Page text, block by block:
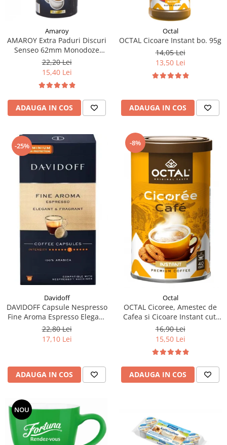
Amaroy
AMAROY Extra Paduri Discuri
Senseo 62mm Monodoze
20buc 140g
22,20 Lei
15,40 Lei
ADAUGA IN COS
Octal
OCTAL Cicoare Instant bo. 95g
14,05 Lei
13,50 Lei
ADAUGA IN COS
-25%
Davidoff
DAVIDOFF Capsule Nespresso
Fine Aroma Espresso Elegant
& Fragrant 10x5.5g
22,80 Lei
17,10 Lei
ADAUGA IN COS
-8%
Octal
OCTAL Cicoree, Amestec de
Cafea si Cicoare Instant cut.
100g
16,90 Lei
15,50 Lei
ADAUGA IN COS
NOU